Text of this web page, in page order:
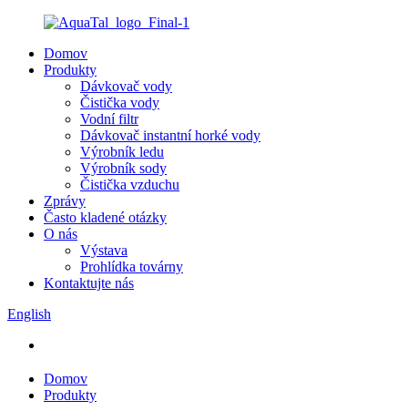
Domov
Produkty
Dávkovač vody
Čistička vody
Vodní filtr
Dávkovač instantní horké vody
Výrobník ledu
Výrobník sody
Čistička vzduchu
Zprávy
Často kladené otázky
O nás
Výstava
Prohlídka továrny
Kontaktujte nás
English
Domov
Produkty